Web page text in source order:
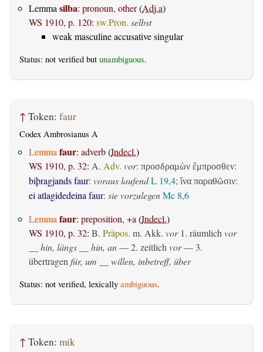
Lemma silba: pronoun, other(Adj.a)
WS 1910, p. 120: sw.Pron. selbst
weak masculine accusative singular
Status: not verified but unambiguous.
↑ Token: faur
Codex Ambrosianus A
Lemma faur: adverb(Indecl.)
WS 1910, p. 32: A. Adv. vor: προσδραμὼν ἔμπροσθεν:
biþragjands faur: voraus laufendL 19,4; ἵνα παραθῶσιν:
ei atlagidedeina faur: sie vorzulegenMc 8,6
Lemma faur: preposition, +a (Indecl.)
WS 1910, p. 32: B. Präpos. m. Akk. vor1. räumlich vor
__ hin, längs __ hin, an— 2. zeitlich vor— 3.
übertragen für, um __ willen, inbetreff, über
Status: not verified, lexically ambiguous.
↑ Token: mik